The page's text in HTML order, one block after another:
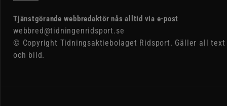
Tjänstgörande webbredaktör nås alltid via e-post
webbred@tidningenridsport.se
© Copyright Tidningsaktiebolaget Ridsport. Gäller all text
och bild.